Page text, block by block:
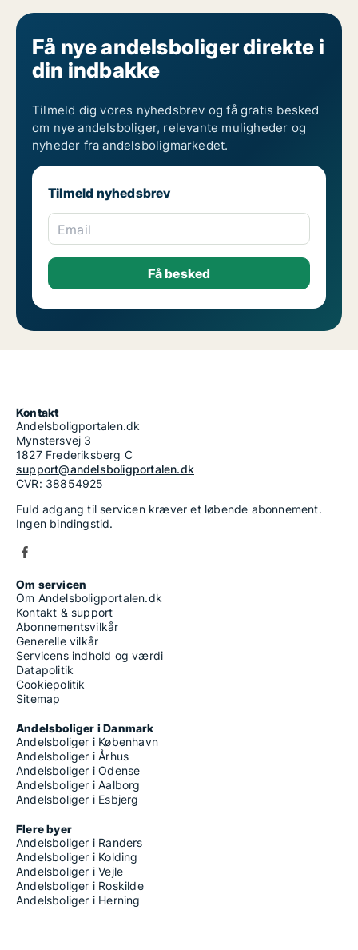
Få nye andelsboliger direkte i
din indbakke
Tilmeld dig vores nyhedsbrev og få gratis besked
om nye andelsboliger, relevante muligheder og
nyheder fra andelsboligmarkedet.
Tilmeld nyhedsbrev
Email
Kontakt
Andelsboligportalen.dk
Mynstersvej 3
1827 Frederiksberg C
support@andelsboligportalen.dk
CVR: 38854925
Fuld adgang til servicen kræver et løbende abonnement.
Ingen bindingstid.
Om servicen
Om Andelsboligportalen.dk
Kontakt & support
Abonnementsvilkår
Generelle vilkår
Servicens indhold og værdi
Datapolitik
Cookiepolitik
Sitemap
Andelsboliger i Danmark
Andelsboliger i København
Andelsboliger i Århus
Andelsboliger i Odense
Andelsboliger i Aalborg
Andelsboliger i Esbjerg
Flere byer
Andelsboliger i Randers
Andelsboliger i Kolding
Andelsboliger i Vejle
Andelsboliger i Roskilde
Andelsboliger i Herning